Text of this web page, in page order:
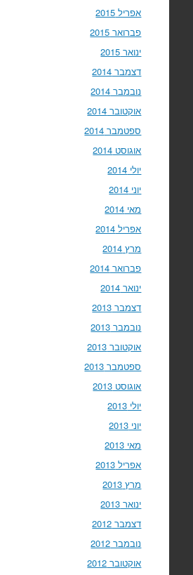
אפריל 2015
פברואר 2015
ינואר 2015
דצמבר 2014
נובמבר 2014
אוקטובר 2014
ספטמבר 2014
אוגוסט 2014
יולי 2014
יוני 2014
מאי 2014
אפריל 2014
מרץ 2014
פברואר 2014
ינואר 2014
דצמבר 2013
נובמבר 2013
אוקטובר 2013
ספטמבר 2013
אוגוסט 2013
יולי 2013
יוני 2013
מאי 2013
אפריל 2013
מרץ 2013
ינואר 2013
דצמבר 2012
נובמבר 2012
אוקטובר 2012